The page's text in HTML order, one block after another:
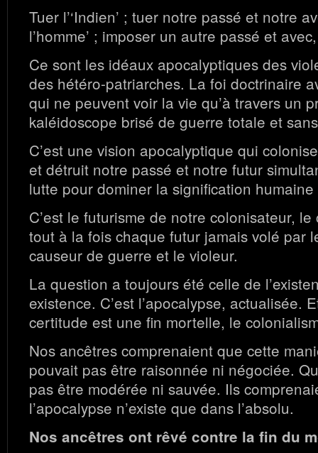
Tuer l’‘Indien’ ; tuer notre passé et notre
l’homme’ ; imposer un autre passé et
Ce sont les idéaux apocalyptiques des
des hétéro-patriarches. La foi doctrinaire
qui ne peuvent voir la vie qu’à travers un
kaléidoscope brisé de guerre totale et
C’est une vision apocalyptique qui
et détruit notre passé et notre futur
lutte pour dominer la signification
C’est le futurisme de notre colonisateur, le
tout à la fois chaque futur jamais volé par
causeur de guerre et le violeur.
La question a toujours été celle de
existence. C’est l’apocalypse, actualisée.
certitude est une fin mortelle, le
Nos ancêtres comprenaient que cette
pouvait pas être raisonnée ni négociée.
pas être modérée ni sauvée. Ils
l’apocalypse n’existe que dans l’absolu.
Nos ancêtres ont rêvé contre la fin du